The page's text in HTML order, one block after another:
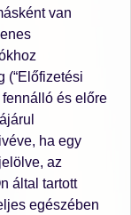
van
(“Előfizetési
fennálló és előre
ha egy
az
által tartott
egészében